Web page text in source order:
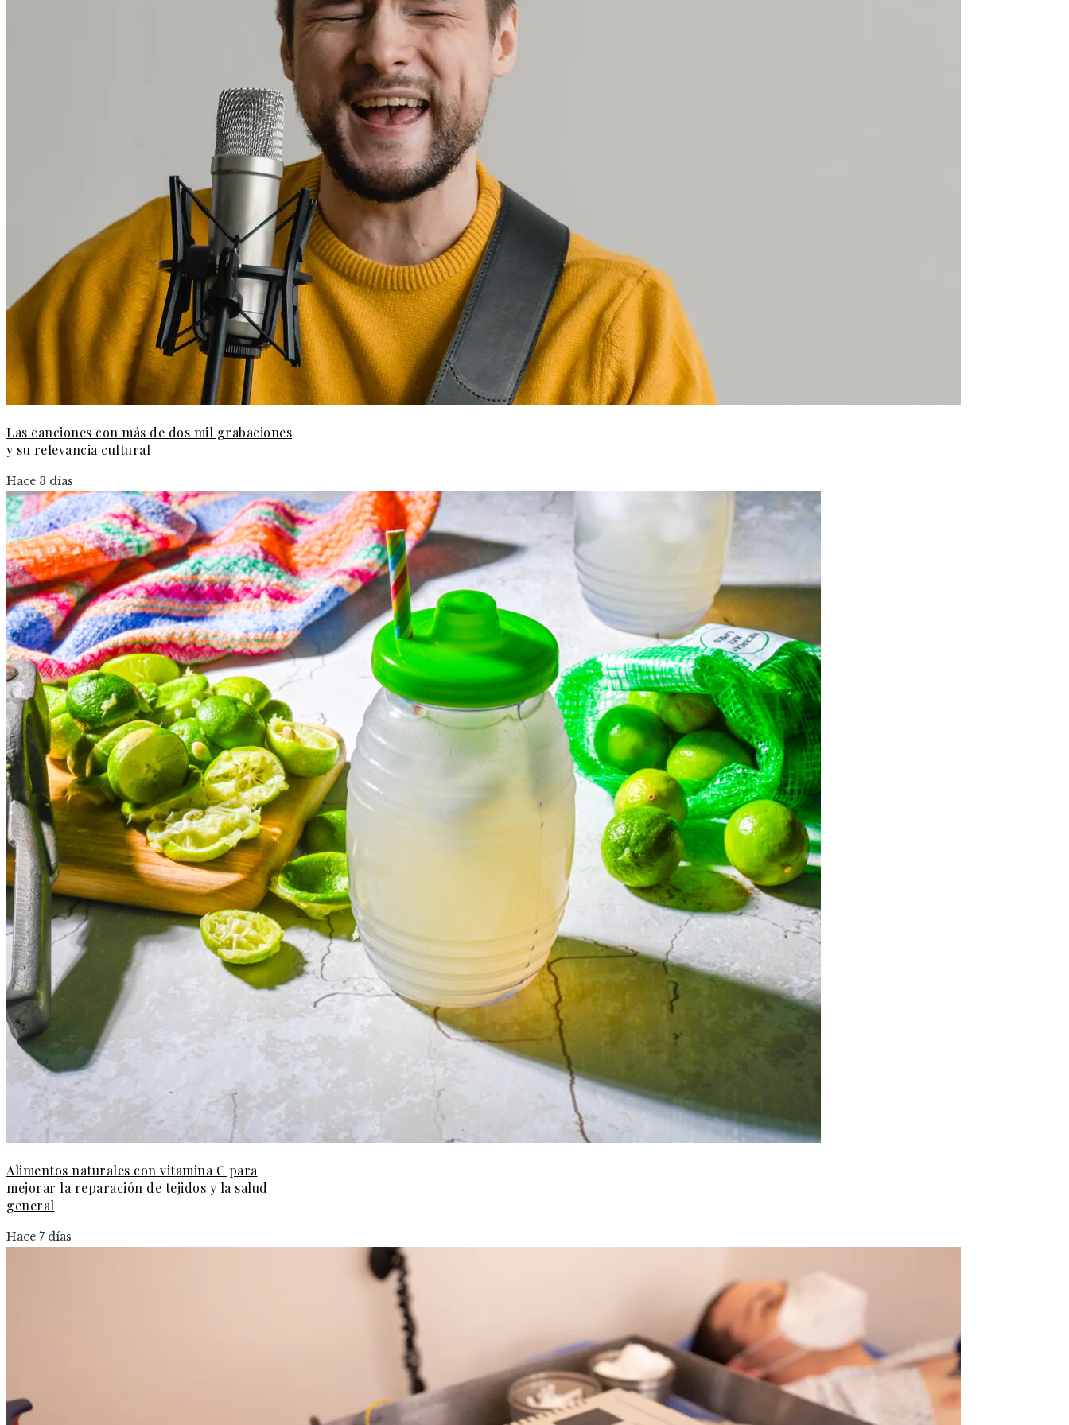
Las canciones con más de dos mil grabaciones
y su relevancia cultural
Hace 3 días
Alimentos naturales con vitamina C para
mejorar la reparación de tejidos y la salud
general
Hace 7 días